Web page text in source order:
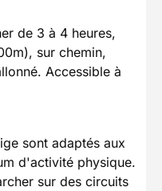
de 3 à 4 heures,
sur chemin,
Accessible à
sont adaptés aux
d'activité physique.
sur des circuits